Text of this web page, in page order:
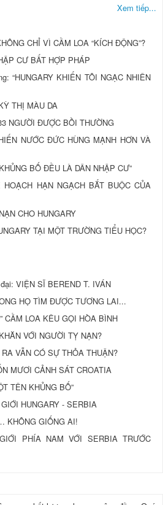
Xem tiếp...
CHỈ VÌ CẦM LOA “KÍCH ĐỘNG”?
CƯ BẤT HỢP PHÁP
“HUNGARY KHIẾN TÔI NGẠC NHIÊN
THỊ MÀU DA
NGƯỜI ĐƯỢC BỒI THƯỜNG
NƯỚC ĐỨC HÙNG MẠNH HƠN VÀ
BỐ ĐỀU LÀ DÂN NHẬP CƯ”
HẠN NGẠCH BẮT BUỘC CỦA
CHO HUNGARY
TẠI MỘT TRƯỜNG TIỂU HỌC?
VIỆN SĨ BEREND T. IVÁN
HỌ TÌM ĐƯỢC TƯƠNG LAI...
CẦM LOA KÊU GỌI HÒA BÌNH
VỚI NGƯỜI TỴ NẠN?
VẪN CÓ SỰ THỎA THUẬN?
MƯƠI CẢNH SÁT CROATIA
TÊN KHỦNG BỐ”
HUNGARY - SERBIA
KHÔNG GIỐNG AI!
PHÍA NAM VỚI SERBIA TRƯỚC